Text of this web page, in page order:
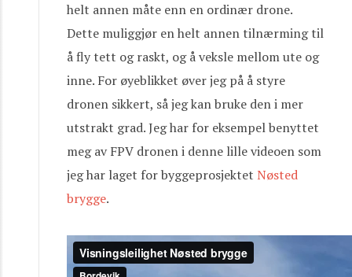
helt annen måte enn en ordinær drone.
Dette muliggjør en helt annen tilnærming til
å fly tett og raskt, og å veksle mellom ute og
inne. For øyeblikket øver jeg på å styre
dronen sikkert, så jeg kan bruke den i mer
utstrakt grad. Jeg har for eksempel benyttet
meg av FPV dronen i denne lille videoen som
jeg har laget for byggeprosjektet Nøsted
brygge.